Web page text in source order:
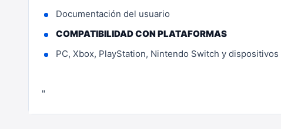
Documentación del usuario
COMPATIBILIDAD CON PLATAFORMAS
PC, Xbox, PlayStation, Nintendo Switch y
"